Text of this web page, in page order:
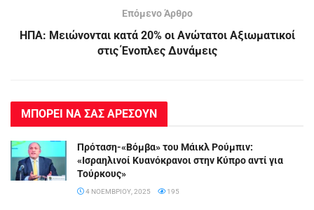
Επόμενο Άρθρο
ΗΠΑ: Μειώνονται κατά 20% οι Ανώτατοι Αξιωματικοί
στις Ένοπλες Δυνάμεις
ΜΠΟΡΕΙ ΝΑ ΣΑΣ ΑΡΕΣΟΥΝ
Πρόταση-«Βόμβα» του Μάικλ Ρούμπιν:
«Ισραηλινοί Κυανόκρανοι στην Κύπρο αντί για
Τούρκους»
4 ΝΟΕΜΒΡΊΟΥ, 2025 195